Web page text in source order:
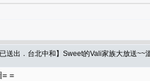
已送出．台北中和】Sweet的Vali家族大放送
= =